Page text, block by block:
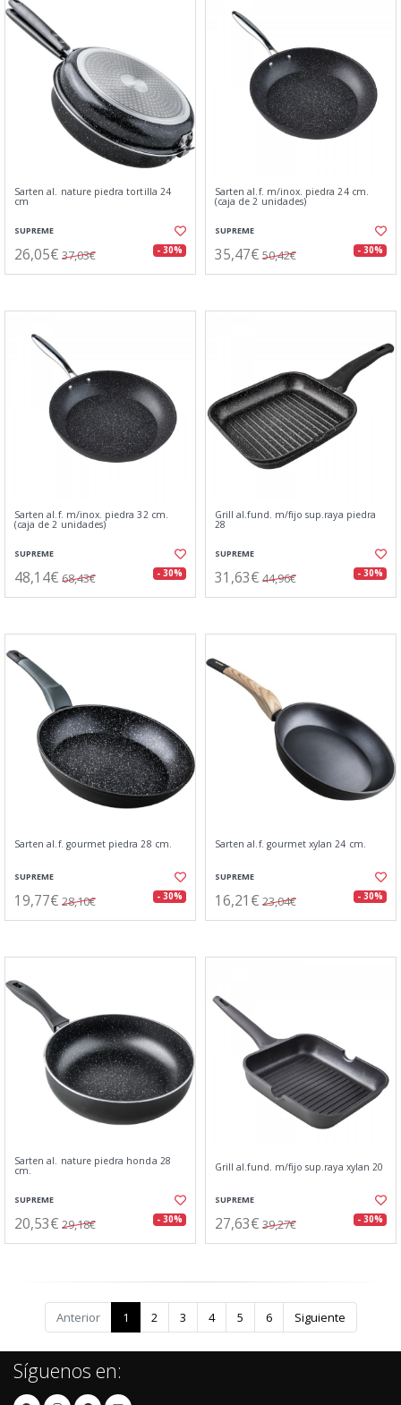
Sarten al. nature piedra tortilla 24
cm
SUPREME
26,05€ 37,03€ - 30%
Sarten al.f. m/inox. piedra 24 cm.
(caja de 2 unidades)
SUPREME
35,47€ 50,42€ - 30%
Sarten al.f. m/inox. piedra 32 cm.
(caja de 2 unidades)
SUPREME
48,14€ 68,43€ - 30%
Grill al.fund. m/fijo sup.raya piedra
28
SUPREME
31,63€ 44,96€ - 30%
Sarten al.f. gourmet piedra 28 cm.
SUPREME
19,77€ 28,10€ - 30%
Sarten al.f. gourmet xylan 24 cm.
SUPREME
16,21€ 23,04€ - 30%
Sarten al. nature piedra honda 28
cm.
SUPREME
20,53€ 29,18€ - 30%
Grill al.fund. m/fijo sup.raya xylan 20
SUPREME
27,63€ 39,27€ - 30%
Anterior 1 2 3 4 5 6 Siguiente
Síguenos en: